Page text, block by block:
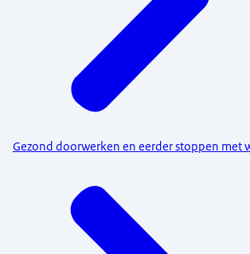
Gezond doorwerken en eerder stoppen met